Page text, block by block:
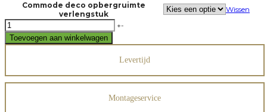
Commode deco opbergruimte
verlengstuk
Wissen
Commode
petite
aantal
+-
Toevoegen aan winkelwagen
Levertijd
Montageservice